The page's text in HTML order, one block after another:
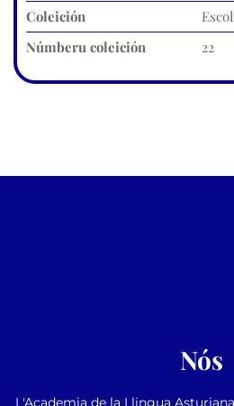
Coleición
Númberu coleición
22
Nós
L'Academia de la Llingua